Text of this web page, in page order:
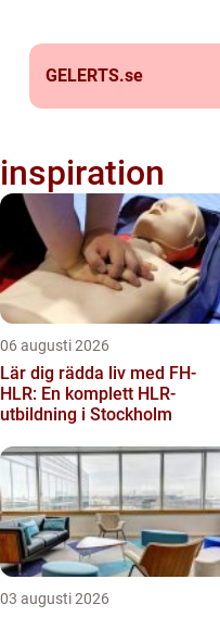
GELERTS.se
inspiration
06 augusti 2026
Lär dig rädda liv med FH-
HLR: En komplett HLR-
utbildning i Stockholm
03 augusti 2026